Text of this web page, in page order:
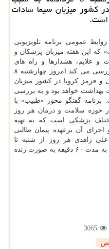
كشور میزبان سیما سادات
است.
عمومی برنامه تلویزیونی
که این هفته میزبان پزشکان و
علایم، هشدارها و راه های
پیشگیری و درمان بیماری ها را بررسی می کند امروز چهارشنبه ۸
و قرمز کرونا در کشور میزبان
بهداشت خواهد بود و به بررسی
برنامه گفتگو محور «طبیب» با
حوزه سلامت و درمان هر روز
پزشکی است که به تهیه
آن برعهده پیمان طالبی
زاهدی هر روز از شنبه تا
چهارشنبه حوالی ساعت ۱۱ بامداد به مدت ۶۰ دقیقه به صورت زنده
3065